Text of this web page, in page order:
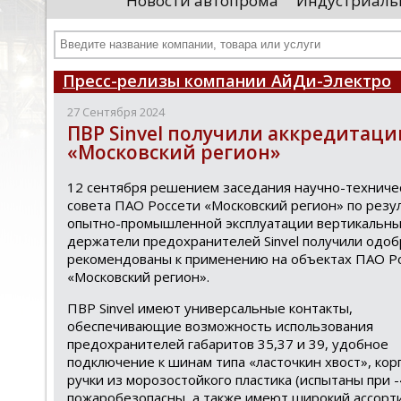
департамента продаж и контрактации
гражданского судостроения ...
Пресс-релизы компании АйДи-Электро
27 Сентября 2024
ПВР Sinvel получили
«Московский регион»
12 сентября решением заседания научно-
совета ПАО Россети «Московский регион» по
опытно-промышленной эксплуатации
держатели предохранителей Sinvel получили
рекомендованы к применению на объектах ПАО
«Московский регион».
ПВР Sinvel имеют универсальные контакты,
обеспечивающие возможность использования
предохранителей габаритов 35,37 и 39, удобное
подключение к шинам типа «ласточкин хвост»,
ручки из морозостойкого пластика (испытаны при
пожаробезопасны, а также имеют широкий